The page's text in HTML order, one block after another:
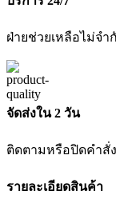
ฝ่ายช่วยเหลือไม่จำ
จัดส่งใน 2 วัน
ติดตามหรือปิดคำสั่
รายละเอียดสินค้า